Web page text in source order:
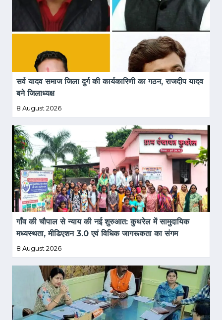
सर्व यादव समाज जिला दुर्ग की कार्यकारिणी का गठन, राजदीप यादव
बने जिलाध्यक्ष
8 August 2026
गाँव की चौपाल से न्याय की नई शुरुआत: कुथरेल में सामुदायिक
मध्यस्थता, मीडिएशन 3.0 एवं विधिक जागरूकता का संगम
8 August 2026